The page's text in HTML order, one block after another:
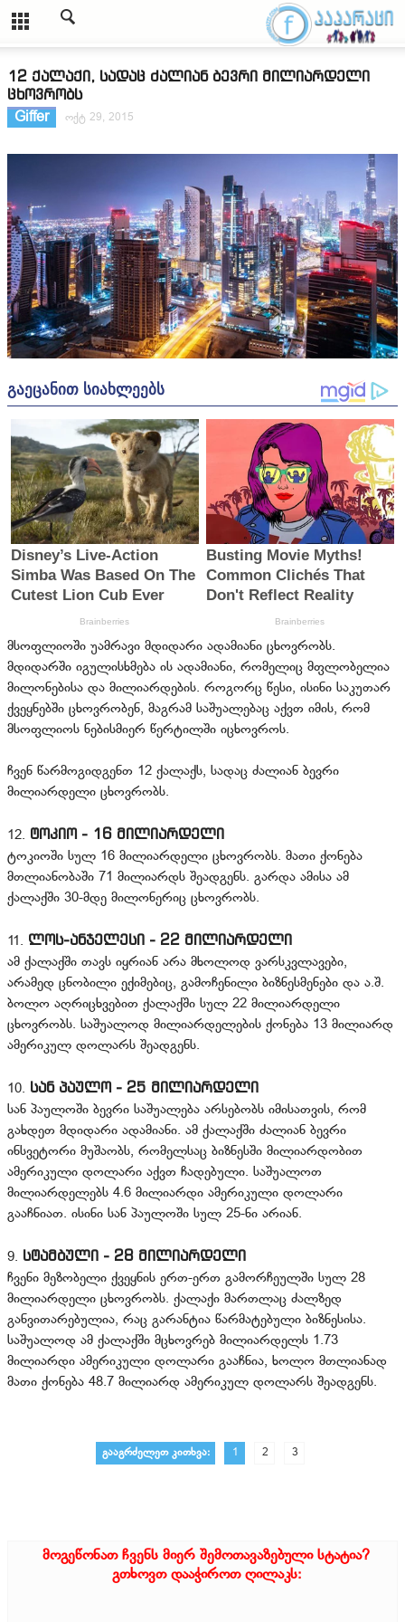
12 ქალაქი, სადაც ძალიან ბევრი მილიარდელი
ცხოვრობს
Giffer
ოქტ 29, 2015
მსოფლიოში უამრავი მდიდარი ადამიანი ცხოვრობს.
მდიდარში იგულისხმება ის ადამიანი, რომელიც მფლობელია
მილონებისა და მილიარდების. როგორც წესი, ისინი საკუთარ
ქვეყნებში ცხოვრობენ, მაგრამ საშუალებაც აქვთ იმის, რომ
მსოფლიოს ნებისმიერ წერტილში იცხოვროს.
ჩვენ წარმოგიდგენთ 12 ქალაქს, სადაც ძალიან ბევრი
მილიარდელი ცხოვრობს.
12. ტოკიო - 16 მილიარდელი
ტოკიოში სულ 16 მილიარდელი ცხოვრობს. მათი ქონება
მთლიანობაში 71 მილიარდს შეადგენს. გარდა ამისა ამ
ქალაქში 30-მდე მილონერიც ცხოვრობს.
11. ლოს-ანჯელესი - 22 მილიარდელი
ამ ქალაქში თავს იყრიან არა მხოლოდ ვარსკვლავები,
არამედ ცნობილი ექიმებიც, გამოჩენილი ბიზნესმენები და ა.შ.
ბოლო აღრიცხვებით ქალაქში სულ 22 მილიარდელი
ცხოვრობს. საშუალოდ მილიარდელების ქონება 13 მილიარდ
ამერიკულ დოლარს შეადგენს.
10. სან პაულო - 25 მილიარდელი
სან პაულოში ბევრი საშუალება არსებობს იმისათვის, რომ
გახდეთ მდიდარი ადამიანი. ამ ქალაქში ძალიან ბევრი
ინსვეტორი მუშაობს, რომელსაც ბიზნესში მილიარდობით
ამერიკული დოლარი აქვთ ჩადებული. საშუალოთ
მილიარდელებს 4.6 მილიარდი ამერიკული დოლარი
გააჩნიათ. ისინი სან პაულოში სულ 25-ნი არიან.
9. სტამბული - 28 მილიარდელი
ჩვენი მეზობელი ქვეყნის ერთ-ერთ გამორჩეულში სულ 28
მილიარდელი ცხოვრობს. ქალაქი მართლაც ძალზედ
განვითარებულია, რაც გარანტია წარმატებული ბიზნესისა.
საშუალოდ ამ ქალაქში მცხოვრებ მილიარდელს 1.73
მილიარდი ამერიკული დოლარი გააჩნია, ხოლო მთლიანად
მათი ქონება 48.7 მილიარდ ამერიკულ დოლარს შეადგენს.
გააგრძელეთ კითხვა: 1 2 3
მოგეწონათ ჩვენს მიერ შემოთავაზებული სტატია?
გთხოვთ დააჭიროთ ღილაკს: